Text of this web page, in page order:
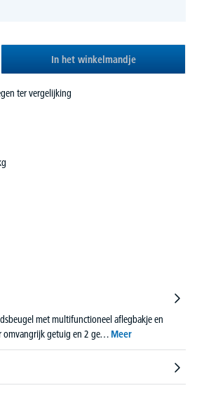
In het winkelmandje
ter vergelijking
met multifunctioneel aflegbakje en
omvangrijk getuig en 2 ge… Meer